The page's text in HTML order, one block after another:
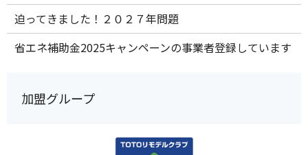
迫ってきました！２０２７年問題
省エネ補助金2025キャンペーンの事業者登録しています
加盟グループ